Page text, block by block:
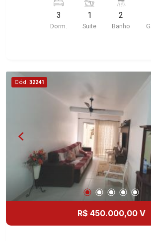
Martinelli Imobiliária selecionou para
119m² de área útil - 3 dormitórios
ar-condicionado sendo 1 suíte -
imobiliário desde 2000.
Locação e Lançamentos! Avenida
1051 - Alto da Boa Vista | Ribeirão
3
Dorm.
1
Suite
2
Banho
Cód. 32241
R$ 450.000,00 V